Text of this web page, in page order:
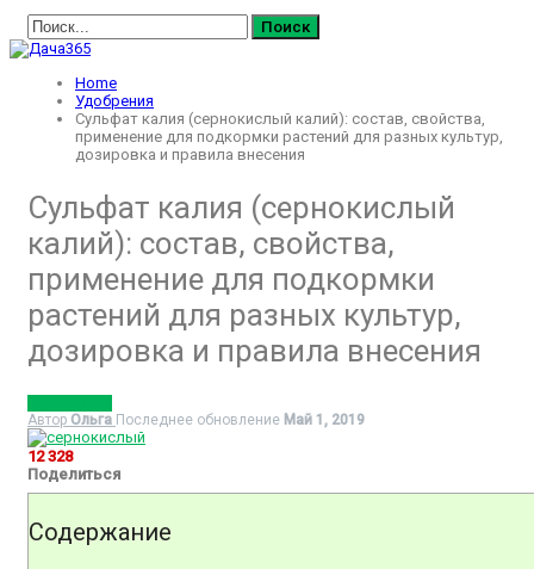
Home
Удобрения
Сульфат калия (сернокислый калий): состав, свойства,
применение для подкормки растений для разных культур,
дозировка и правила внесения
Сульфат калия (сернокислый
калий): состав, свойства,
применение для подкормки
растений для разных культур,
дозировка и правила внесения
Автор Ольга Последнее обновление Май 1, 2019
12 328
Поделиться
Содержание